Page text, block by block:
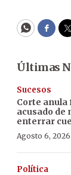
Últimas
Sucesos
Corte anula
acusado de
enterrar
Agosto 6, 2026
Política